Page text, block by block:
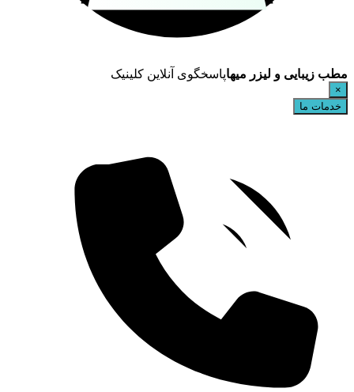
مطب زیبایی و لیزر میهاپاسخگوی آنلاین کلینیک
×
خدمات ما